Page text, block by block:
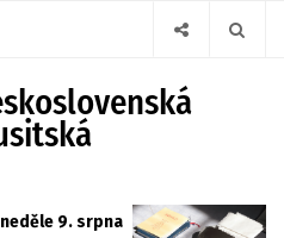
neděle 9. srpna